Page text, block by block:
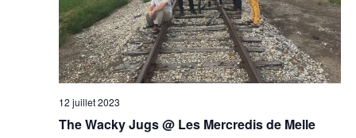
12 juillet 2023
The Wacky Jugs @ Les Mercredis de Melle